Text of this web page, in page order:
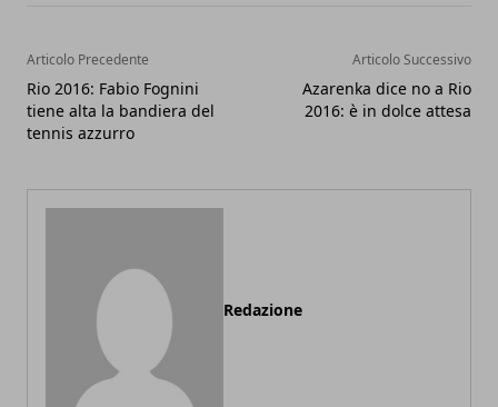
Articolo Precedente
Rio 2016: Fabio Fognini
tiene alta la bandiera del
tennis azzurro
Articolo Successivo
Azarenka dice no a Rio
2016: è in dolce attesa
Redazione